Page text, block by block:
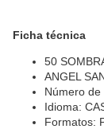
Ficha técnica
50
ANGEL
Número de
Idioma:
Formatos: